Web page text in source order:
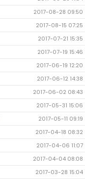
2017-08-28 09:50
2017-08-15 07:25
2017-07-21 15:35
2017-07-19 15:46
2017-06-19 12:20
2017-06-12 14:38
2017-06-02 08:43
2017-05-31 15:06
2017-05-11 09:19
2017-04-18 08:32
2017-04-06 11:07
2017-04-04 08:08
2017-03-28 15:04